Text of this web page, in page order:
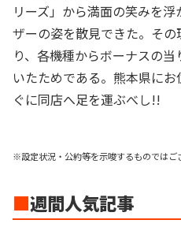
リーズ」から満面の笑みを
ザーの姿を散見できた。そ
り、各機種からボーナスの
いたためである。熊本県に
ぐに同店へ足を運ぶべし!!
※設定状況・公約等を示唆するものではご
■週間人気記事